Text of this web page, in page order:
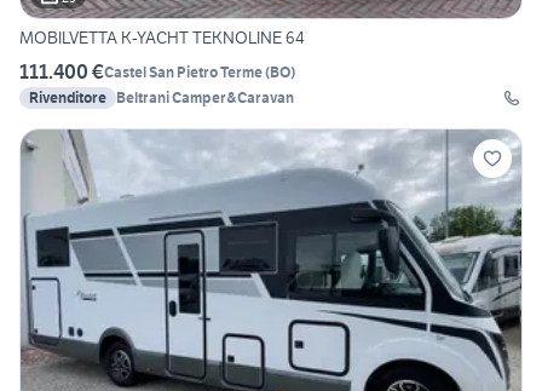
MOBILVETTA K-YACHT TEKNOLINE 64
111.400 €Castel San Pietro Terme(BO)
Rivenditore Beltrani Camper&Caravan